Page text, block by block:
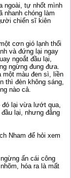
ngoài, tự nhốt mình
nhanh chóng làm
chiến sĩ kiên
cơn gió lạnh thổi
và đứng lại ngay
ngoắt đầu lại,
ngừng đung đưa.
một màu đen sì, liền
thì đèn không sáng,
nào cả.
đó lại vừa lướt qua,
lại, nhưng đằng
Nham để hỏi xem
ấn cái công
hóa ra là mất